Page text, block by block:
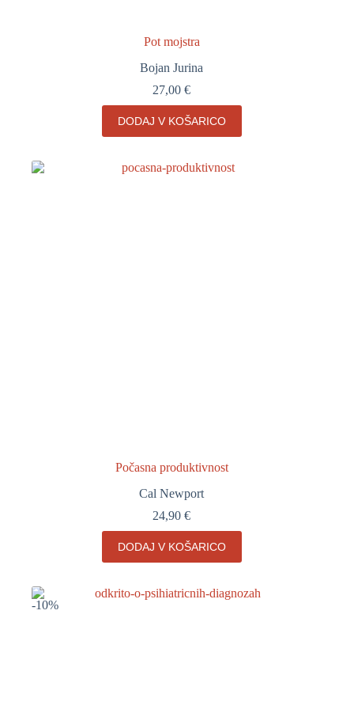
Pot mojstra
Bojan Jurina
27,00€
DODAJ V KOŠARICO
Počasna produktivnost
Cal Newport
24,90€
DODAJ V KOŠARICO
-10%